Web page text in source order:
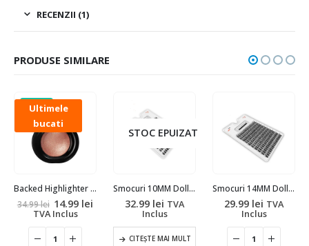
RECENZII (1)
PRODUSE SIMILARE
SALE!
Ultimele
bucati
Backed Highlighter – Golden Tan
34.99lei Prețul
inițial
a
fost:
34.99 lei.
14.99 lei
curent
14.99 lei.
TVA Inclus
STOC EPUIZAT
Smocuri 10MM Dolly-Big Pack
32.99 lei TVA
Inclus
CITEȘTE MAI MULT
Smocuri 14MM Dolly-Big Pack
29.99 lei TVA
Inclus